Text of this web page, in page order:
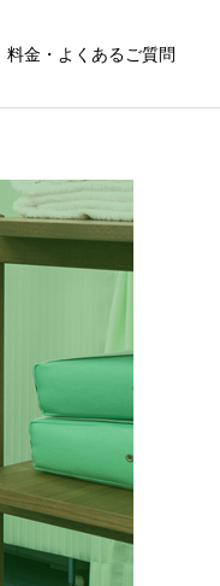
料金・よくあるご質問
お礼のお手紙